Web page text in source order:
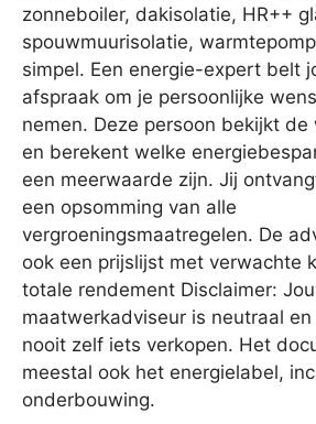
zonneboiler, dakisolatie, HR++
spouwmuurisolatie,
simpel. Een energie-expert belt
afspraak om je persoonlijke
nemen. Deze persoon bekijkt de
en berekent welke
een meerwaarde zijn. Jij
een opsomming van alle
vergroeningsmaatregelen. De
ook een prijslijst met verwachte
totale rendement Disclaimer:
maatwerkadviseur is neutraal
nooit zelf iets verkopen. Het
meestal ook het energielabel,
onderbouwing.